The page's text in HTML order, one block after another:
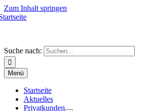
Zum Inhalt springen
Suche nach:
Menü
Startseite
Aktuelles
Privatkunden